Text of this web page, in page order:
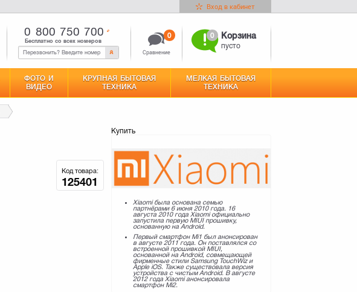
Вход в кабинет
0 800 750 700
Бесплатно со всех номеров
Сравнение
0 0 Корзина
пусто
ФОТО И
ВИДЕО
КРУПНАЯ БЫТОВАЯ
ТЕХНИКА
МЕЛКАЯ БЫТОВАЯ
ТЕХНИКА
Купить
Код товара:
125401
Xiaomi была основана семью
партнёрами 6 июня 2010 года. 16
августа 2010 года Xiaomi официально
запустила первую MIUI прошивку,
основанную на Android.
Первый смартфон Mi1 был анонсирован
в августе 2011 года. Он поставлялся со
встроенной прошивкой MIUI,
основанной на Android, совмещающей
фирменные стили Samsung TouchWiz и
Apple iOS. Также существовала версия
устройства с чистым Android. В августе
2012 года Xiaomi анонсировала
смартфон Mi2.